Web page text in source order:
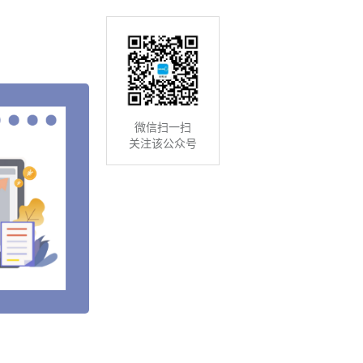
微信扫一扫
关注该公众号